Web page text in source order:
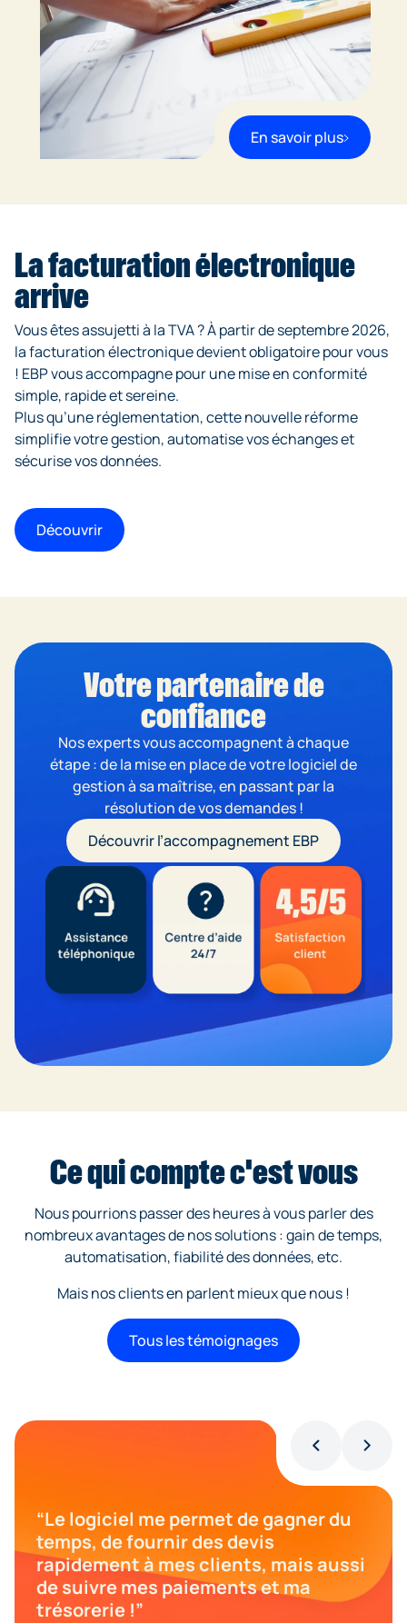
En savoir plus
La facturation électronique
arrive
Vous êtes assujetti à la TVA ? À partir de septembre 2026,
la facturation électronique devient obligatoire pour vous
! EBP vous accompagne pour une mise en conformité
simple, rapide et sereine.
Plus qu’une réglementation, cette nouvelle réforme
simplifie votre gestion, automatise vos échanges et
sécurise vos données.
Découvrir
Votre partenaire de
confiance
Nos experts vous accompagnent à chaque
étape : de la mise en place de votre logiciel de
gestion à sa maîtrise, en passant par la
résolution de vos demandes !
Découvrir l’accompagnement EBP
Ce qui compte c'est vous
Nous pourrions passer des heures à vous parler des
nombreux avantages de nos solutions : gain de temps,
automatisation, fiabilité des données, etc.
Mais nos clients en parlent mieux que nous !
Tous les témoignages
“Le logiciel me permet de gagner du
temps, de fournir des devis
rapidement à mes clients, mais aussi
de suivre mes paiements et ma
trésorerie !”